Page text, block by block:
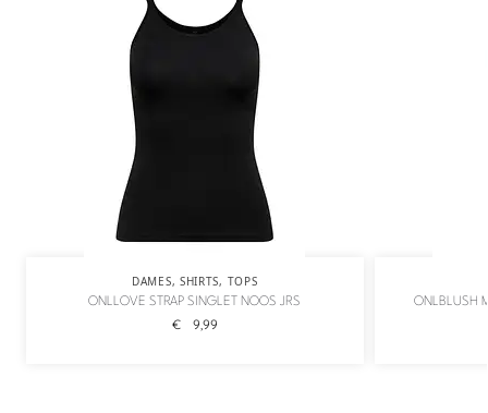
DAMES, SHIRTS, TOPS
ONLLOVE STRAP SINGLET NOOS JRS
€ 9,99
ONLBLUSH